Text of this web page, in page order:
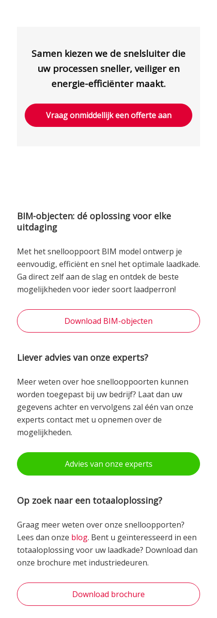
Samen kiezen we de snelsluiter die
uw processen sneller, veiliger en
energie-efficiënter maakt.
Vraag onmiddellijk een offerte aan
BIM-objecten: dé oplossing voor elke
uitdaging
Met het snellooppoort BIM model ontwerp je
eenvoudig, efficiënt en snel het optimale laadkade.
Ga direct zelf aan de slag en ontdek de beste
mogelijkheden voor ieder soort laadperron!
Download BIM-objecten
Liever advies van onze experts?
Meer weten over hoe snellooppoorten kunnen
worden toegepast bij uw bedrijf? Laat dan uw
gegevens achter en vervolgens zal één van onze
experts contact met u opnemen over de
mogelijkheden.
Advies van onze experts
Op zoek naar een totaaloplossing?
Graag meer weten over onze snelloopporten?
Lees dan onze blog. Bent u geïnteresseerd in een
totaaloplossing voor uw laadkade? Download dan
onze brochure met industriedeuren.
Download brochure